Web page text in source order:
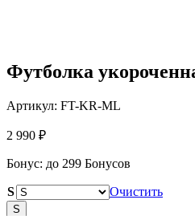
Футболка
Артикул: FT-KR-ML
2 990 ₽
Бонус: до 299 Бонусов
S Очистить
S